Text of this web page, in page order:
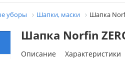
уборы Шапки, маски Шапка
Шапка Norfin
Описание Характеристики